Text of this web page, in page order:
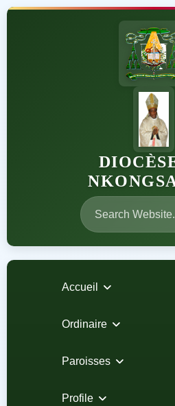
Accueil
Ordinaire
Paroisses
Profile